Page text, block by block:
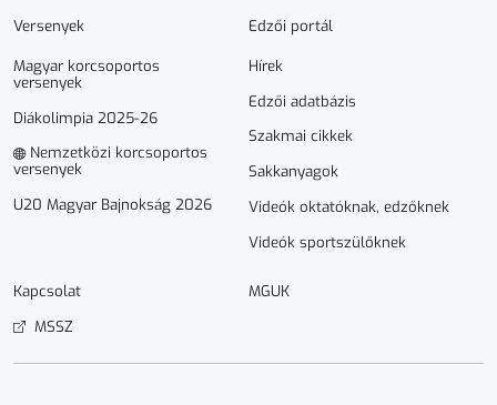
Versenyek
Magyar korcsoportos
versenyek
Diákolimpia 2025-26
Nemzetközi korcsoportos
versenyek
U20 Magyar Bajnokság 2026
Edzői portál
Hírek
Edzői adatbázis
Szakmai cikkek
Sakkanyagok
Videók oktatóknak, edzőknek
Videók sportszülőknek
Kapcsolat
MGUK
MSSZ